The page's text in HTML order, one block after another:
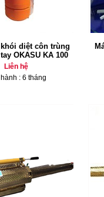
diệt côn trùng
OKASU KA 100
Liên hệ
: 6 tháng